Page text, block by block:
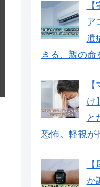
ア
遺
きる、親の命
け
と
恐怖。軽視が
か